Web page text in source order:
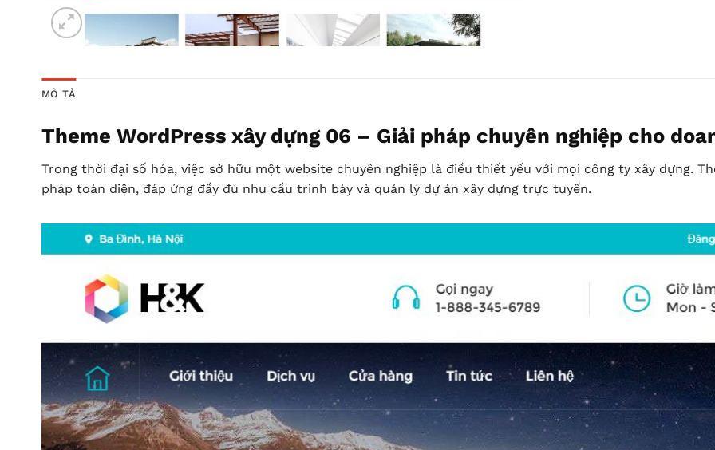
MÔ TẢ
Theme WordPress xây dựng 06 – Giải pháp chuyên nghiệp cho
Trong thời đại số hóa, việc sở hữu một website chuyên nghiệp là điều thiết yếu với mọi công ty xây dựng.
pháp toàn diện, đáp ứng đầy đủ nhu cầu trình bày và quản lý dự án xây dựng trực tuyến.